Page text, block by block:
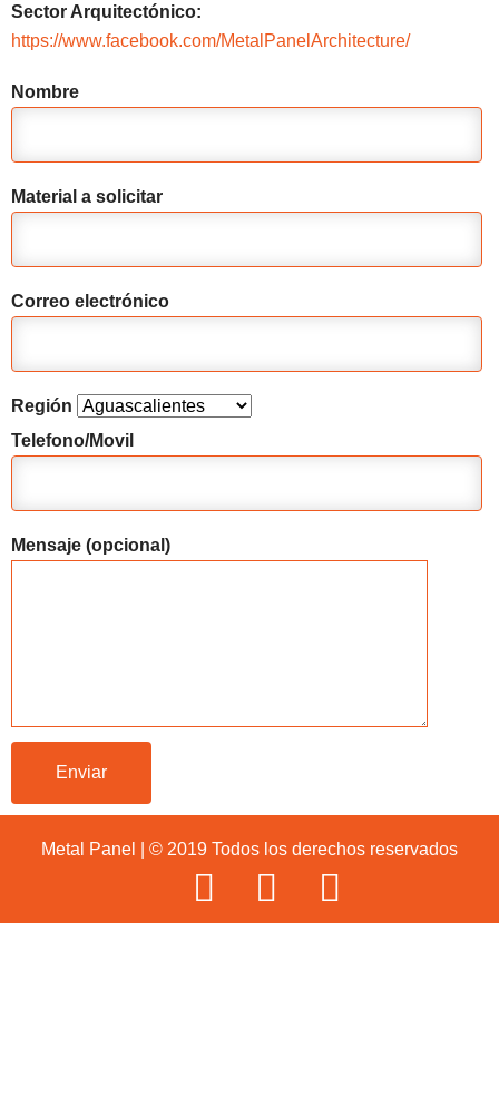
Sector Arquitectónico:
https://www.facebook.com/MetalPanelArchitecture/
Nombre
Material a solicitar
Correo electrónico
Región
Telefono/Movil
Mensaje (opcional)
Metal Panel | © 2019 Todos los derechos reservados